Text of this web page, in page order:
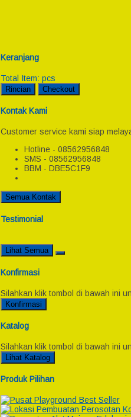
Keranjang
Total Item: pcs
Rincian Checkout
Kontak Kami
Customer service kami siap
Hotline - 08562956848
SMS - 08562956848
BBM - DBE5C1F9
Semua Kontak
Testimonial
Lihat Semua
Konfirmasi
Silahkan klik tombol di bawah ini
Konfirmasi
Katalog
Silahkan klik tombol di bawah ini
Lihat Katalog
Produk Pilihan